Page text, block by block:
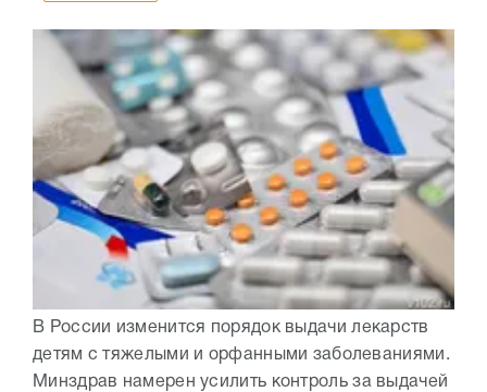
В России изменится порядок выдачи лекарств
детям с тяжелыми и орфанными заболеваниями.
Минздрав намерен усилить контроль за выдачей